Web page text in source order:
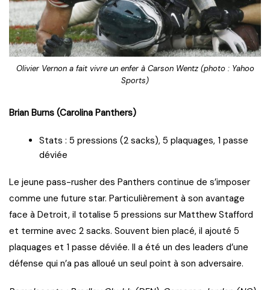
Olivier Vernon a fait vivre un enfer à Carson Wentz (photo : Yahoo
Sports)
Brian Burns (Carolina Panthers)
Stats : 5 pressions (2 sacks), 5 plaquages, 1 passe
déviée
Le jeune pass-rusher des Panthers continue de s’imposer
comme une future star. Particulièrement à son avantage
face à Detroit, il totalise 5 pressions sur Matthew Stafford
et termine avec 2 sacks. Souvent bien placé, il ajouté 5
plaquages et 1 passe déviée. Il a été un des leaders d’une
défense qui n’a pas alloué un seul point à son adversaire.